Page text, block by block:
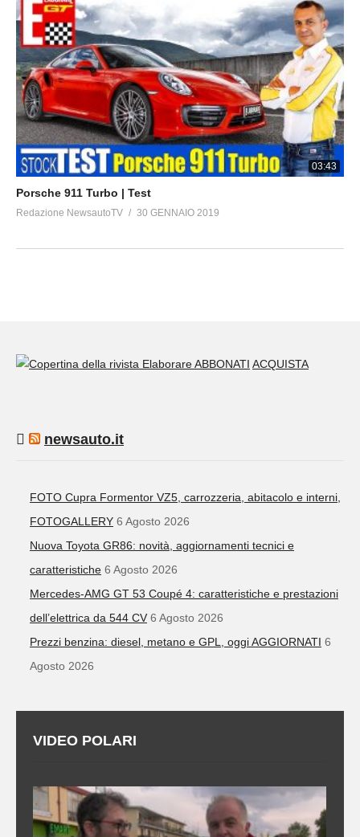
03:43
Porsche 911 Turbo | Test
Redazione NewsautoTV 30 GENNAIO 2019
ABBONATI ACQUISTA
newsauto.it
FOTO Cupra Formentor VZ5, carrozzeria, abitacolo e interni,
FOTOGALLERY 6 Agosto 2026
Nuova Toyota GR86: novità, aggiornamenti tecnici e
caratteristiche 6 Agosto 2026
Mercedes-AMG GT 53 Coupé 4: caratteristiche e prestazioni
dell’elettrica da 544 CV 6 Agosto 2026
Prezzi benzina: diesel, metano e GPL, oggi AGGIORNATI 6
Agosto 2026
VIDEO POLARI